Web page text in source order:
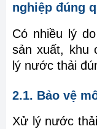
nghiệp đúng
Có nhiều lý
sản xuất, khu
lý nước thải
2.1. Bảo vệ
Xử lý nước